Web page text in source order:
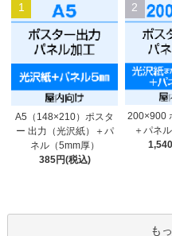
1
A5（148×210）ポスタ
ー 出力（光沢紙）＋パ
ネル（5mm厚）
385円(税込)
2
200×900
＋パネ
も